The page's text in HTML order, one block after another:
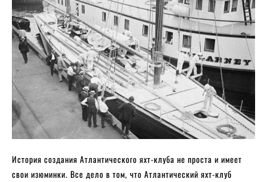
История создания Атлантического яхт-клуба не проста и имеет
свои изюминки. Все дело в том, что Атлантический яхт-клуб